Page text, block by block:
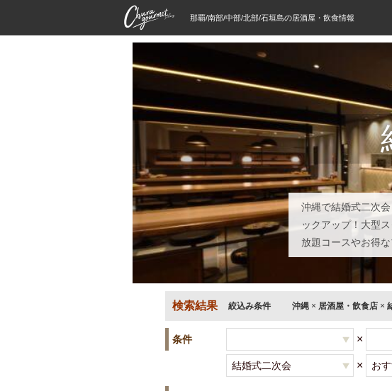
那覇/南部/中部/北部/石垣島の居酒屋・飲食情報
沖縄で結婚式二次
ックアップ！大型
放題コースやお得
検索結果 絞込み条件 沖縄 × 居酒屋・飲食店 ×
条件 ×
×